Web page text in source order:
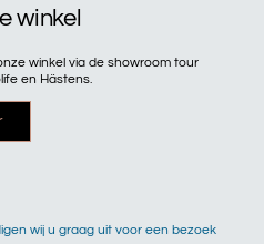
winkel
winkel via de showroom tour
en Hästens.
wij u graag uit voor een bezoek